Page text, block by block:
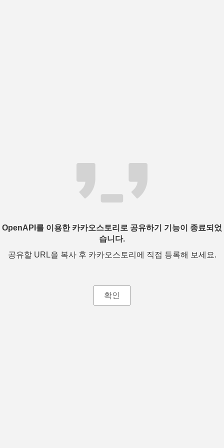
OpenAPI를 이용한 카카오스토리로 공유하기 기능이 종료되었
습니다.
공유할 URL을 복사 후 카카오스토리에 직접 등록해 보세요.
확인